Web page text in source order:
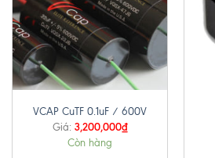
VCAP CuTF 0.1uF / 600V
Giá: 3,200,000₫
Còn hàng